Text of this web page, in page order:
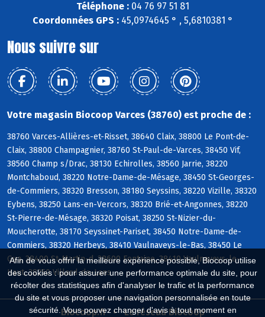
Afin de vous offrir la meilleure expérience possible, Biocoop utilise
des cookies : pour assurer une performance optimale du site, pour
récolter des statistiques afin d'analyser le trafic et la performance
du site et vous proposer une navigation personnalisée en toute
sécurité. Vous pouvez changer d'avis à tout moment en
Téléphone :04 76 97 51 81
Coordonnées GPS :45,0974645 ° , 5,6810381 °
Nous suivre sur
Votre magasin Biocoop Varces (38760) est proche de :
38760 Varces-Allières-et-Risset, 38640 Claix, 38800 Le Pont-de-
Claix, 38800 Champagnier, 38760 St-Paul-de-Varces, 38450 Vif,
38560 Champ s/Drac, 38130 Echirolles, 38560 Jarrie, 38220
Montchaboud, 38220 Notre-Dame-de-Mésage, 38450 St-Georges-
de-Commiers, 38320 Bresson, 38180 Seyssins, 38220 Vizille, 38320
Eybens, 38250 Lans-en-Vercors, 38320 Brié-et-Angonnes, 38220
St-Pierre-de-Mésage, 38320 Poisat, 38250 St-Nizier-du-
Moucherotte, 38170 Seyssinet-Pariset, 38450 Notre-Dame-de-
Commiers, 38320 Herbeys, 38410 Vaulnaveys-le-Bas, 38450 Le
Gua, 38400 St-Martin-d, 38600 Fontaine, 38410 Vaulnaveys-le-
Haut, 38250 Villard-de-Lans
Biocoop.fr Le réseau Biocoop